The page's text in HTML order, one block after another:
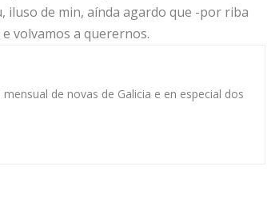
iluso de min, aínda agardo que -por riba
volvamos a querernos.
de novas de Galicia e en especial dos